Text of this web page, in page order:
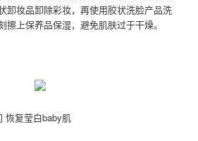
卸妆品卸除彩妆，再使用胶状洗脸产品洗
擦上保养品保湿，避免肌肤过于干燥。
恢复莹白baby肌